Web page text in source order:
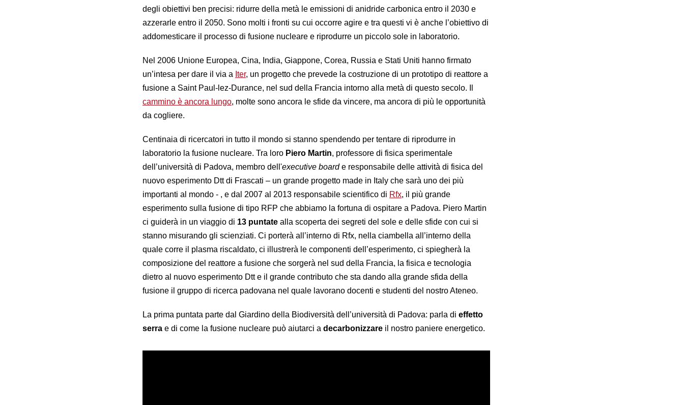
degli obiettivi ben precisi: ridurre della metà le emissioni di anidride carbonica entro il 2030 e
azzerarle entro il 2050. Sono molti i fronti su cui occorre agire e tra questi vi è anche l’obiettivo di
addomesticare il processo di fusione nucleare e riprodurre un piccolo sole in laboratorio.
Nel 2006 Unione Europea, Cina, India, Giappone, Corea, Russia e Stati Uniti hanno firmato
un’intesa per dare il via a Iter, un progetto che prevede la costruzione di un prototipo di reattore a
fusione a Saint Paul-lez-Durance, nel sud della Francia intorno alla metà di questo secolo. Il
cammino è ancora lungo, molte sono ancora le sfide da vincere, ma ancora di più le opportunità
da cogliere.
Centinaia di ricercatori in tutto il mondo si stanno spendendo per tentare di riprodurre in
laboratorio la fusione nucleare. Tra loro Piero Martin, professore di fisica sperimentale
dell’università di Padova, membro dell'executive boarde responsabile delle attività di fisica del
nuovo esperimento Dtt di Frascati – un grande progetto made in Italy che sarà uno dei più
importanti al mondo - , e dal 2007 al 2013 responsabile scientifico di Rfx, il più grande
esperimento sulla fusione di tipo RFP che abbiamo la fortuna di ospitare a Padova. Piero Martin
ci guiderà in un viaggio di 13 puntate alla scoperta dei segreti del sole e delle sfide con cui si
stanno misurando gli scienziati. Ci porterà all’interno di Rfx, nella ciambella all’interno della
quale corre il plasma riscaldato, ci illustrerà le componenti dell’esperimento, ci spiegherà la
composizione del reattore a fusione che sorgerà nel sud della Francia, la fisica e tecnologia
dietro al nuovo esperimento Dtt e il grande contributo che sta dando alla grande sfida della
fusione il gruppo di ricerca padovana nel quale lavorano docenti e studenti del nostro Ateneo.
La prima puntata parte dal Giardino della Biodiversità dell’università di Padova: parla di effetto
serra e di come la fusione nucleare può aiutarci a decarbonizzare il nostro paniere energetico.